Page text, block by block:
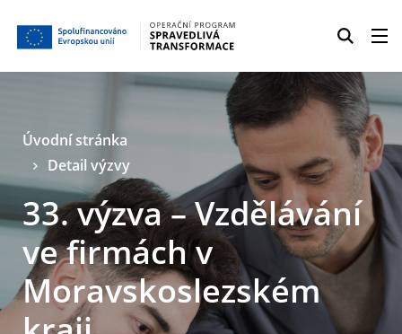
Úvodní stránka
Detail výzvy
33. výzva – Vzdělávání
ve firmách v
Moravskoslezském